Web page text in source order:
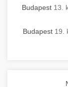
Budapest 13.
Budapest 19.